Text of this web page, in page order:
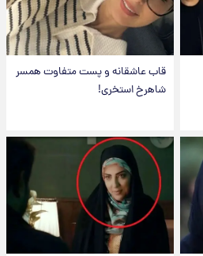
قاب عاشقانه و پست متفاوت همسر
شاهرخ استخری!